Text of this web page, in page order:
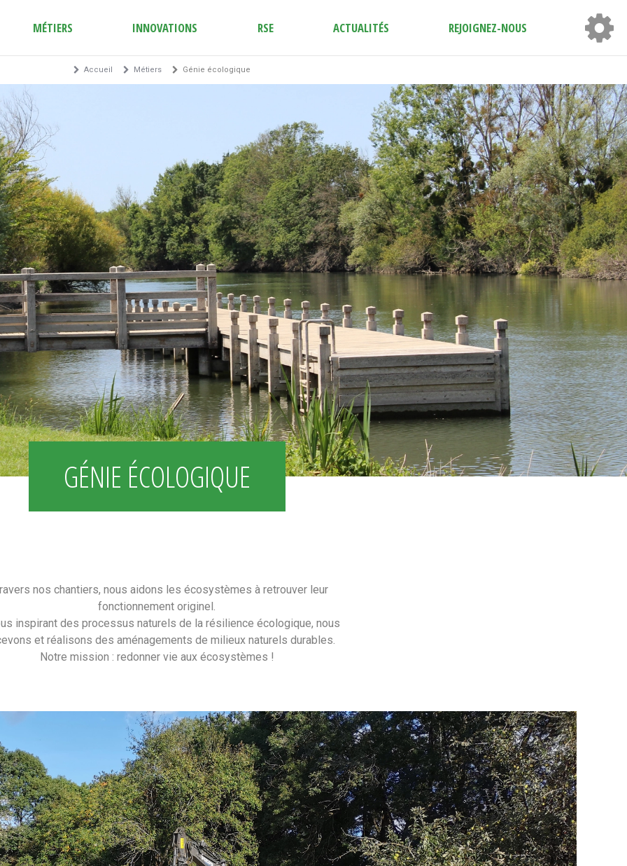
MÉTIERS INNOVATIONS RSE ACTUALITÉS REJOIGNEZ-NOUS
Accueil Métiers Génie écologique
GÉNIE ÉCOLOGIQUE
nos chantiers, nous aidons les écosystèmes à retrouver leur
fonctionnement originel.
inspirant des processus naturels de la résilience écologique, nous
et réalisons des aménagements de milieux naturels durables.
Notre mission : redonner vie aux écosystèmes !